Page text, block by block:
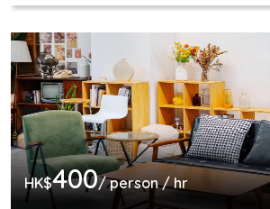
HK$400/ person / hr